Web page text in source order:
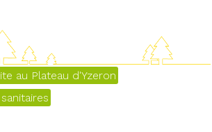
au Plateau d'Yzeron